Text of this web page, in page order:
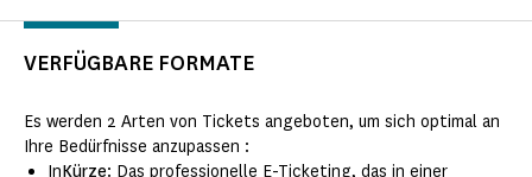
VERFÜGBARE FORMATE
Es werden 2 Arten von Tickets angeboten, um sich optimal an
Ihre Bedürfnisse anzupassen :
InKürze: Das professionelle E-Ticketing, das in einer